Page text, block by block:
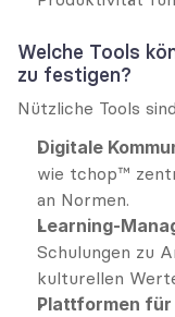
Welche Tools
zu festigen?
Nützliche Tools
Digitale
wie tchop™
an Normen.
Learning-
Schulungen zu
kulturellen
Plattformen